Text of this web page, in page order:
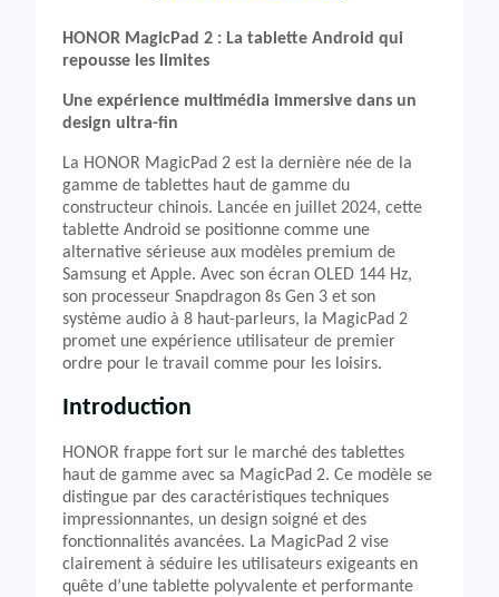
HONOR MagicPad 2 : La tablette Android qui
repousse les limites
Une expérience multimédia immersive dans un
design ultra-fin
La HONOR MagicPad 2 est la dernière née de la
gamme de tablettes haut de gamme du
constructeur chinois. Lancée en juillet 2024, cette
tablette Android se positionne comme une
alternative sérieuse aux modèles premium de
Samsung et Apple. Avec son écran OLED 144 Hz,
son processeur Snapdragon 8s Gen 3 et son
système audio à 8 haut-parleurs, la MagicPad 2
promet une expérience utilisateur de premier
ordre pour le travail comme pour les loisirs.
Introduction
HONOR frappe fort sur le marché des tablettes
haut de gamme avec sa MagicPad 2. Ce modèle se
distingue par des caractéristiques techniques
impressionnantes, un design soigné et des
fonctionnalités avancées. La MagicPad 2 vise
clairement à séduire les utilisateurs exigeants en
quête d’une tablette polyvalente et performante